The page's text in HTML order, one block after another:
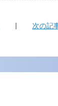
次の記